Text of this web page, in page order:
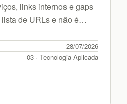
links internos e gaps
de URLs e não é…
28/07/2026
03 · Tecnologia Aplicada